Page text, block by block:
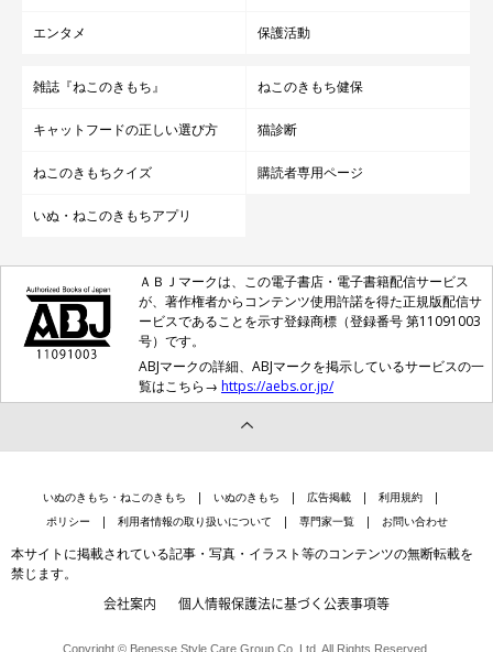
エンタメ 保護活動
雑誌『ねこのきもち』 ねこのきもち健保
キャットフードの正しい選び方 猫診断
ねこのきもちクイズ 購読者専用ページ
いぬ・ねこのきもちアプリ
ＡＢＪマークは、この電子書店・電子書籍配信サービス
が、著作権者からコンテンツ使用許諾を得た正規版配信サ
ービスであることを示す登録商標（登録番号 第11091003
号）です。
ABJマークの詳細、ABJマークを掲示しているサービスの一
覧はこちら→ https://aebs.or.jp/
いぬのきもち・ねこのきもち いぬのきもち 広告掲載
利用規約
ポリシー
利用者情報の取り扱いについて 専門家一覧 お問い合わせ
本サイトに掲載されている記事・写真・イラスト等のコンテンツの無断転載を
禁じます。
会社案内 個人情報保護法に基づく公表事項等
Copyright © Benesse Style Care Group Co.,Ltd. All Rights Reserved.